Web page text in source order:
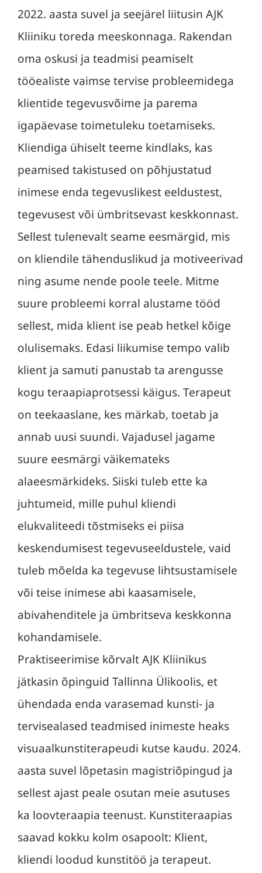
2022. aasta suvel ja seejärel liitusin AJK
Kliiniku toreda meeskonnaga. Rakendan
oma oskusi ja teadmisi peamiselt
tööealiste vaimse tervise probleemidega
klientide tegevusvõime ja parema
igapäevase toimetuleku toetamiseks.
Kliendiga ühiselt teeme kindlaks, kas
peamised takistused on põhjustatud
inimese enda tegevuslikest eeldustest,
tegevusest või ümbritsevast keskkonnast.
Sellest tulenevalt seame eesmärgid, mis
on kliendile tähenduslikud ja motiveerivad
ning asume nende poole teele. Mitme
suure probleemi korral alustame tööd
sellest, mida klient ise peab hetkel kõige
olulisemaks. Edasi liikumise tempo valib
klient ja samuti panustab ta arengusse
kogu teraapiaprotsessi käigus. Terapeut
on teekaaslane, kes märkab, toetab ja
annab uusi suundi. Vajadusel jagame
suure eesmärgi väikemateks
alaeesmärkideks. Siiski tuleb ette ka
juhtumeid, mille puhul kliendi
elukvaliteedi tõstmiseks ei piisa
keskendumisest tegevuseeldustele, vaid
tuleb mõelda ka tegevuse lihtsustamisele
või teise inimese abi kaasamisele,
abivahenditele ja ümbritseva keskkonna
kohandamisele.
Praktiseerimise kõrvalt AJK Kliinikus
jätkasin õpinguid Tallinna Ülikoolis, et
ühendada enda varasemad kunsti- ja
tervisealased teadmised inimeste heaks
visuaalkunstiterapeudi kutse kaudu. 2024.
aasta suvel lõpetasin magistriõpingud ja
sellest ajast peale osutan meie asutuses
ka loovteraapia teenust. Kunstiteraapias
saavad kokku kolm osapoolt: Klient,
kliendi loodud kunstitöö ja terapeut.